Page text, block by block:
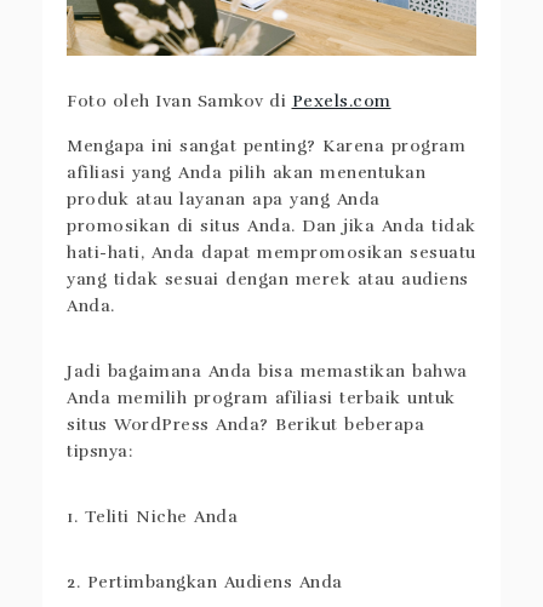
Foto oleh Ivan Samkov di Pexels.com
Mengapa ini sangat penting? Karena program
afiliasi yang Anda pilih akan menentukan
produk atau layanan apa yang Anda
promosikan di situs Anda. Dan jika Anda tidak
hati-hati, Anda dapat mempromosikan sesuatu
yang tidak sesuai dengan merek atau audiens
Anda.
Jadi bagaimana Anda bisa memastikan bahwa
Anda memilih program afiliasi terbaik untuk
situs WordPress Anda? Berikut beberapa
tipsnya:
1. Teliti Niche Anda
2. Pertimbangkan Audiens Anda